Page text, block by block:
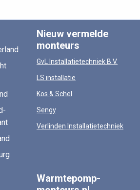
Nieuw vermelde
monteurs
GvL Installatietechniek B.V.
LS installatie
Kos & Schel
Sengy
Verlinden Installatietechniek
Warmtepomp-